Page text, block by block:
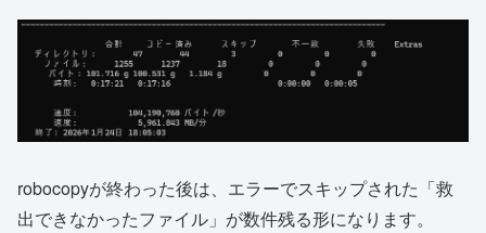
robocopyが終わった後は、エラーでスキップされた「救
出できなかったファイル」が数件残る形になります。